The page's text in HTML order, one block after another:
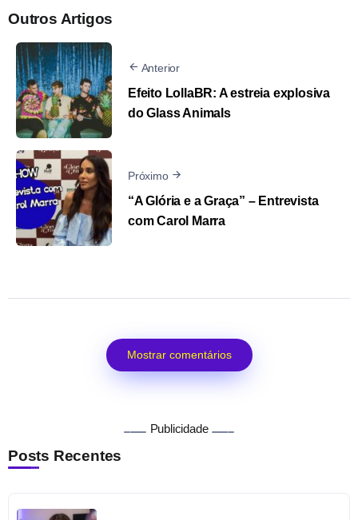
Outros Artigos
Anterior
Efeito LollaBR: A estreia explosiva
do Glass Animals
Próximo
“A Glória e a Graça” – Entrevista
com Carol Marra
Mostrar comentários
Publicidade
Posts Recentes